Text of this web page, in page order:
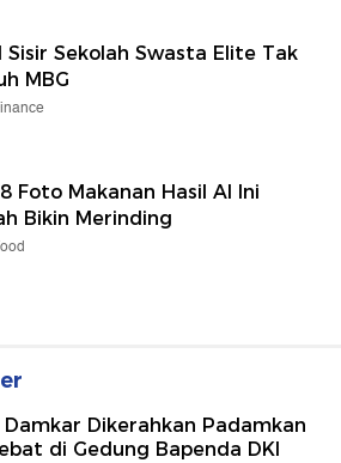
Sisir Sekolah Swasta Elite Tak
MBG
Foto Makanan Hasil AI Ini
Bikin Merinding
Damkar Dikerahkan Padamkan
di Gedung Bapenda DKI